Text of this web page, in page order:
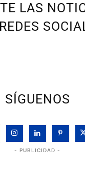
LAS
SÍGUENOS
- PUBLICIDAD -